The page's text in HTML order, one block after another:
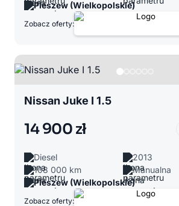
Pleszew (Wielkopolskie)
Zobacz oferty:
Nissan Juke I 1.5
14 900 zł
Diesel
2013
108 000 km
Manualna
Pleszew (Wielkopolskie)
Zobacz oferty: